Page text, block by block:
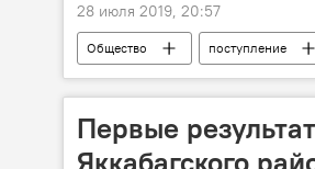
28 июля 2019, 20:57
Общество поступление
экзамены
Первые